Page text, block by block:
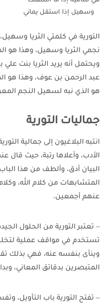
   وسهيل إذا استقل يماني
التورية في كلمتي الثريا
نجمي الثريا وسهيل، وهذا هو
ويحتمل أنه يريد الثريا بنت
عبد الرحمن بن عوف، وهذا هو
هو الذي نبه لسهيل النجم
جماليات التورية
انتبه البلاغيون إلى جمالية
الأدب، وأعلاها رتبة، حيث قال
البيان أدق، وألطف من هذا
المتشابهات من كلام الله،
عنهم أجمعين.
– تعتبر التورية من الحلول
تستخدم في مواقف عملية
وينأى بنفسه عنه، فهي بذلك
المتبصرين بدقائق المعاني،
– تفتح التورية باب التأويل،